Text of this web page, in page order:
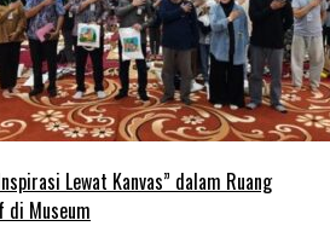
Lewat Kanvas” dalam Ruang
di Museum